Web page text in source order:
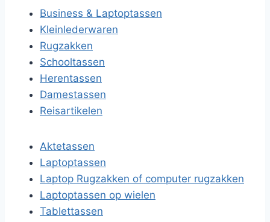
Business & Laptoptassen
Kleinlederwaren
Rugzakken
Schooltassen
Herentassen
Damestassen
Reisartikelen
Aktetassen
Laptoptassen
Laptop Rugzakken of computer rugzakken
Laptoptassen op wielen
Tablettassen